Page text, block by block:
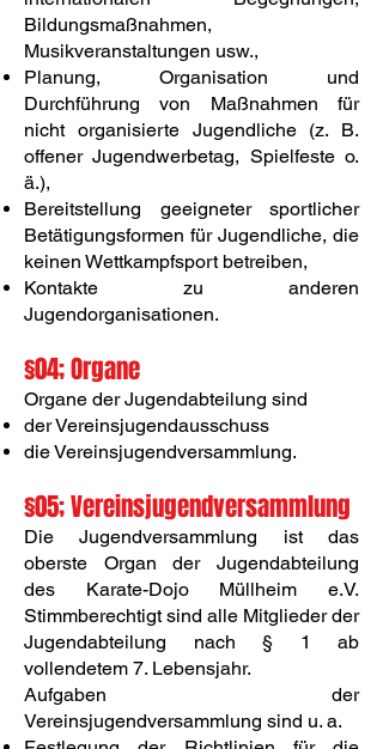
Bildungsmaßnahmen,
Musikveranstaltungen usw.,
Planung, Organisation und
Durchführung von Maßnahmen für
nicht organisierte Jugendliche (z. B.
offener Jugendwerbetag, Spielfeste o.
ä.),
Bereitstellung geeigneter sportlicher
Betätigungsformen für Jugendliche, die
keinen Wettkampfsport betreiben,
Kontakte zu anderen
Jugendorganisationen.
§04; Organe
Organe der Jugendabteilung sind
der Vereinsjugendausschuss
die Vereinsjugendversammlung.
§05; Vereinsjugendversammlung
Die Jugendversammlung ist das
oberste Organ der Jugendabteilung
des Karate-Dojo Müllheim e.V.
Stimmberechtigt sind alle Mitglieder der
Jugendabteilung nach § 1 ab
vollendetem 7. Lebensjahr.
Aufgaben der
Vereinsjugendversammlung sind u. a.